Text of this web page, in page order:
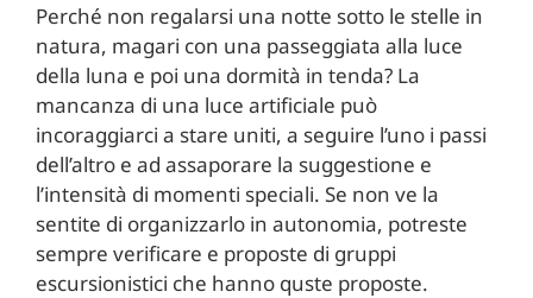
Perché non regalarsi una notte sotto le stelle in
natura, magari con una passeggiata alla luce
della luna e poi una dormità in tenda? La
mancanza di una luce artificiale può
incoraggiarci a stare uniti, a seguire l’uno i passi
dell’altro e ad assaporare la suggestione e
l’intensità di momenti speciali. Se non ve la
sentite di organizzarlo in autonomia, potreste
sempre verificare e proposte di gruppi
escursionistici che hanno quste proposte.